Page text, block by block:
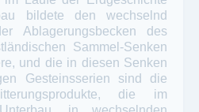
bildete den wechselnd
Ablagerungsbecken des
Sammel-Senken
und die in diesen Senken
Gesteinsserien sind die
die im